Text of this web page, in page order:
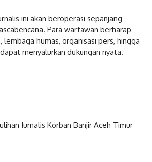
ini akan beroperasi sepanjang
Para wartawan berharap
humas, organisasi pers, hingga
menyalurkan dukungan nyata.
Jurnalis Korban Banjir Aceh Timur